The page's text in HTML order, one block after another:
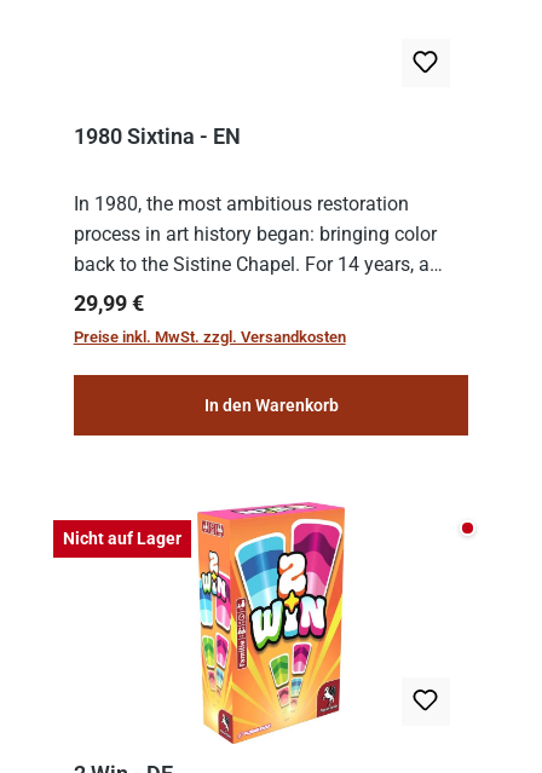
1980 Sixtina - EN
In 1980, the most ambitious restoration
process in art history began: bringing color
back to the Sistine Chapel. For 14 years, a
team of experts from the Vatican undertook
the meticulous job of cleaning and
Regulärer Preis:
29,99 €
Preise inkl. MwSt. zzgl. Versandkosten
In den Warenkorb
Nicht auf Lager Nicht